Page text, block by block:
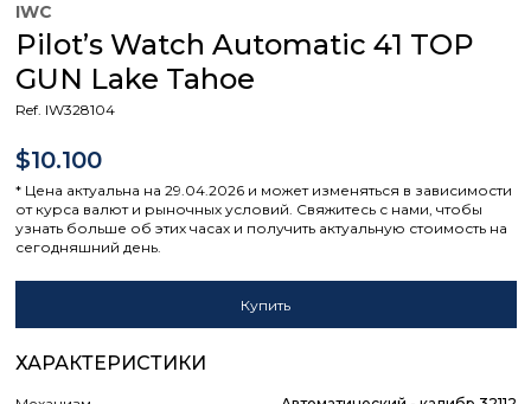
IWC
Pilot’s Watch Automatic 41 TOP
GUN Lake Tahoe
Ref. IW328104
$10.100
* Цена актуальна на 29.04.2026 и может изменяться в зависимости
от курса валют и рыночных условий. Свяжитесь с нами, чтобы
узнать больше об этих часах и получить актуальную стоимость на
сегодняшний день.
Купить
ХАРАКТЕРИСТИКИ